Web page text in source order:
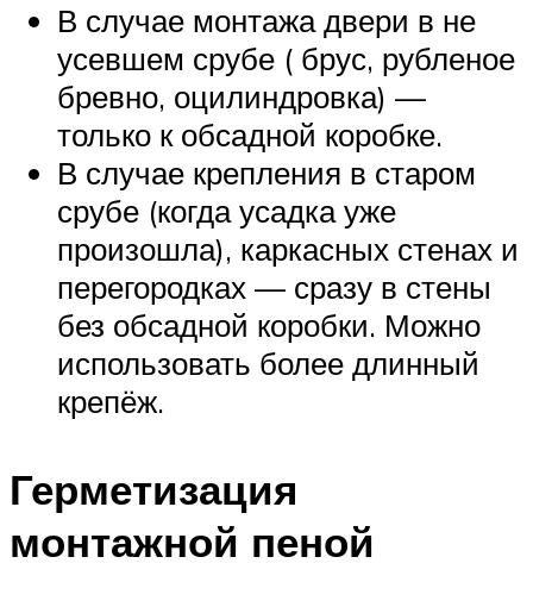
В случае монтажа двери в не
усевшем срубе ( брус, рубленое
бревно, оцилиндровка) —
только к обсадной коробке.
В случае крепления в старом
срубе (когда усадка уже
произошла), каркасных стенах и
перегородках — сразу в стены
без обсадной коробки. Можно
использовать более длинный
крепёж.
Герметизация
монтажной пеной